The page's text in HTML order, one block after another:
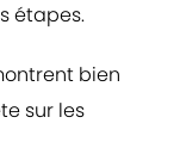
étapes.
bien
sur les